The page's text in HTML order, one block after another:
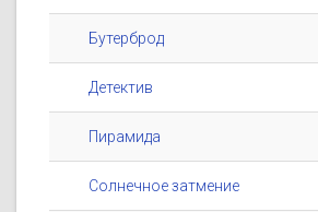
Бутерброд
Детектив
Пирамида
Солнечное затмение